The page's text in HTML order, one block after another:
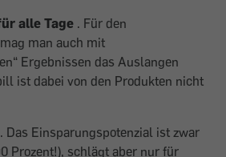
alle Tage . Für den
man auch mit
Ergebnissen das Auslangen
ist dabei von den Produkten nicht
. Das Einsparungspotenzial ist zwar
Prozent!), schlägt aber nur für